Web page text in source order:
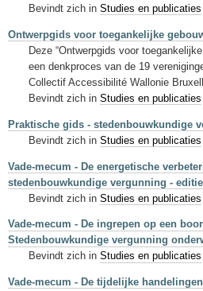
Bevindt zich in Studies en publicaties
Ontwerpgids voor toegankelijke
Deze “Ontwerpgids voor
een denkproces van de 19
Collectif Accessibilité Wallonie
Bevindt zich in Studies en publicaties
Praktische gids - stedenbouwkundige
Bevindt zich in Studies en publicaties
Vade-mecum - De energetische
stedenbouwkundige vergunning - editie
Bevindt zich in Studies en publicaties
Vade-mecum - De ingrepen op een
Stedenbouwkundige vergunning
Bevindt zich in Studies en publicaties
Vade-mecum - De tijdelijke